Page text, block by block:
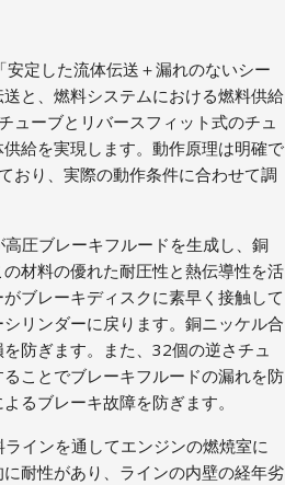
定した流体伝送＋漏れのないシー
と、燃料システムにおける燃料供給
ューブとリバースフィット式のチュ
給を実現します。動作原理は明確で
おり、実際の動作条件に合わせて調
圧ブレーキフルードを生成し、銅
材料の優れた耐圧性と熱伝導性を活
ブレーキディスクに素早く接触して
リンダーに戻ります。銅ニッケル合
防ぎます。また、32個の逆さチュ
ことでブレーキフルードの漏れを防
るブレーキ故障を防ぎます。
インを通してエンジンの燃焼室に
耐性があり、ラインの内壁の経年劣